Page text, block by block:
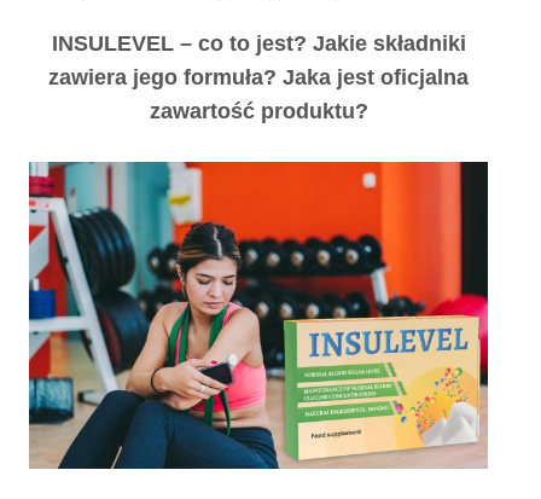
INSULEVEL – co to jest? Jakie składniki
zawiera jego formuła? Jaka jest oficjalna
zawartość produktu?